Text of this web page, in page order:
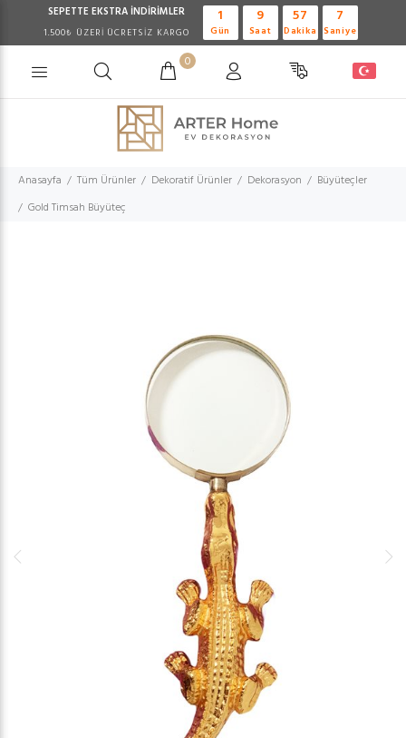
SEPETTE EKSTRA İNDİRİMLER
1.500₺ ÜZERİ ÜCRETSİZ KARGO
1
Gün
9
Saat
57
Dakika
7
Saniye
0
Anasayfa Tüm Ürünler Dekoratif Ürünler Dekorasyon
Büyüteçler
Gold Timsah Büyüteç